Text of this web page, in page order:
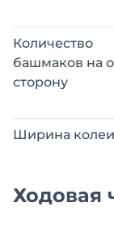
Количество
башмаков на
сторону
Ширина колеи
Ходовая